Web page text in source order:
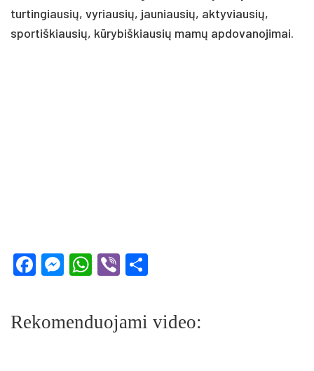
turtingiausių, vyriausių, jauniausių, aktyviausių,
sportiškiausių, kūrybiškiausių mamų apdovanojimai.
Facebook
Messenger
WhatsApp
Viber
Rekomenduojami video: